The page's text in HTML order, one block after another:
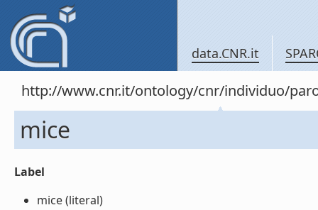
data.CNR.it
http://www.cnr.it/ontology/cnr/individuo/
mice
Label
mice (literal)